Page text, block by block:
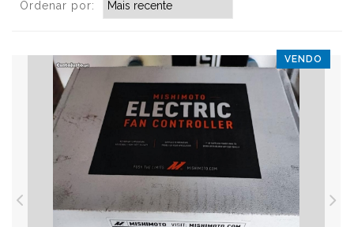
Ordenar por:
VENDO